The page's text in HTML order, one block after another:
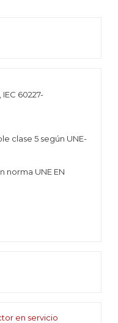
IEC 60227-
clase 5 según UNE-
norma UNE EN
en servicio